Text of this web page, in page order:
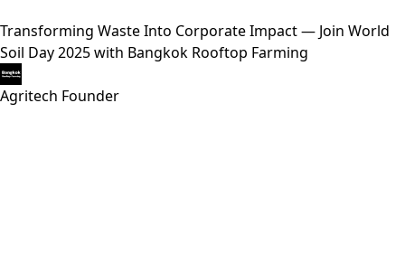
Transforming Waste Into Corporate Impact — Join World
Soil Day 2025 with Bangkok Rooftop Farming
Agritech Founder